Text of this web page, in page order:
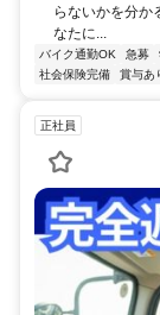
らないかを分か
なたに...
バイク通勤OK 急募
社会保険完備
賞与あ
正社員